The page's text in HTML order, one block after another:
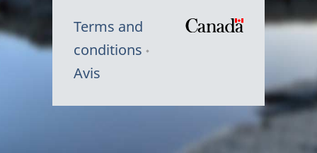
Terms and
conditions
Avis
du